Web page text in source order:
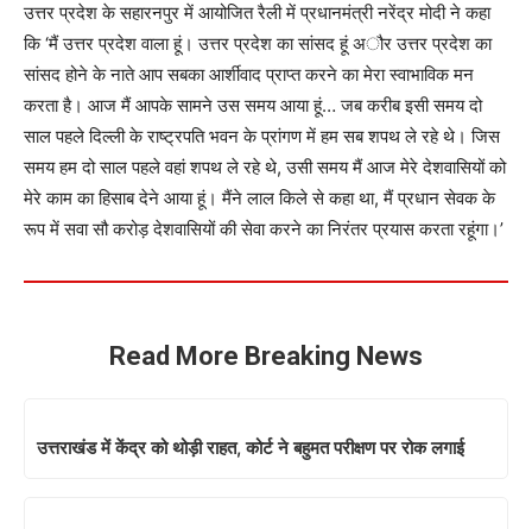
उत्तर प्रदेश के सहारनपुर में आयोजित रैली में प्रधानमंत्री नरेंद्र मोदी ने कहा
कि ‘मैं उत्तर प्रदेश वाला हूं। उत्तर प्रदेश का सांसद हूं अौर उत्तर प्रदेश का
सांसद होने के नाते आप सबका आर्शीवाद प्राप्‍त करने का मेरा स्‍वाभाविक मन
करता है। आज मैं आपके सामने उस समय आया हूं… जब करीब इसी समय दो
साल पहले दिल्‍ली के राष्‍ट्रपति भवन के प्रांगण में हम सब शपथ ले रहे थे। जिस
समय हम दो साल पहले वहां शपथ ले रहे थे, उसी समय मैं आज मेरे देशवासियों को
मेरे काम का हिसाब देने आया हूं। मैंने लाल किले से कहा था, मैं प्रधान सेवक के
रूप में सवा सौ करोड़ देशवासियों की सेवा करने का निरंतर प्रयास करता रहूंगा।’
Read More Breaking News
उत्तराखंड में केंद्र को थोड़ी राहत, कोर्ट ने बहुमत परीक्षण पर रोक लगाई